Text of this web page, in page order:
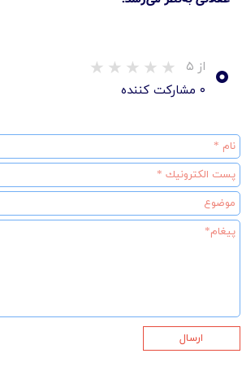
۰ از ۵
۰ مشارکت کننده
ارسال